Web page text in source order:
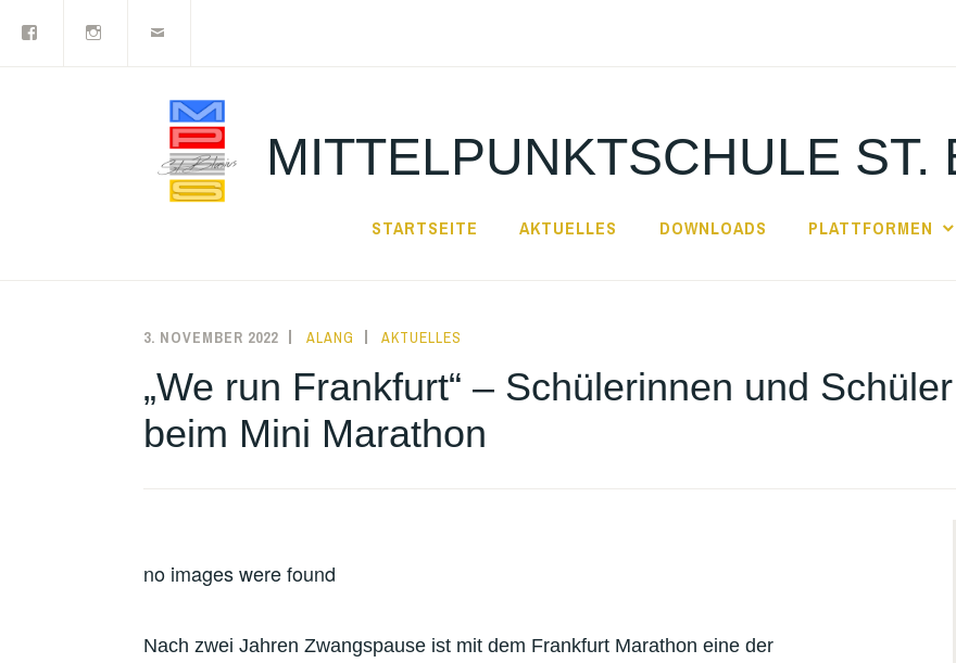
Inhalt
MITTELPUNKTSCHULE ST.
STARTSEITE AKTUELLES DOWNLOADS PLATTFORMEN
3. NOVEMBER 2022 ALANG AKTUELLES
„We run Frankfurt“ – Schülerinnen und
beim Mini Marathon
no images were found
Nach zwei Jahren Zwangspause ist mit dem Frankfurt Marathon eine der